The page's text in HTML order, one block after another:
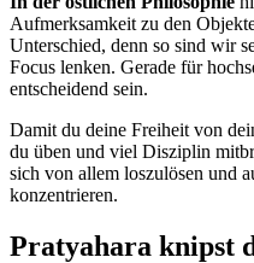
Aufmerksamkeit zu den
Unterschied, denn so sind wir
Focus lenken. Gerade für
entscheidend sein.
Damit du deine Freiheit von
du üben und viel Disziplin
sich von allem loszulösen und
konzentrieren.
Pratyahara knipst